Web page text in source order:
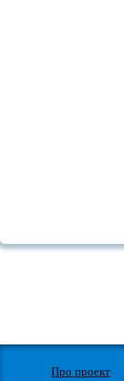
Про проект